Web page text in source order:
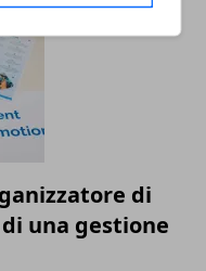
di
una gestione